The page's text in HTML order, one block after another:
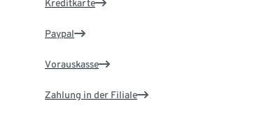
Kreditkarte
Paypal
Vorauskasse
Zahlung in der Filiale